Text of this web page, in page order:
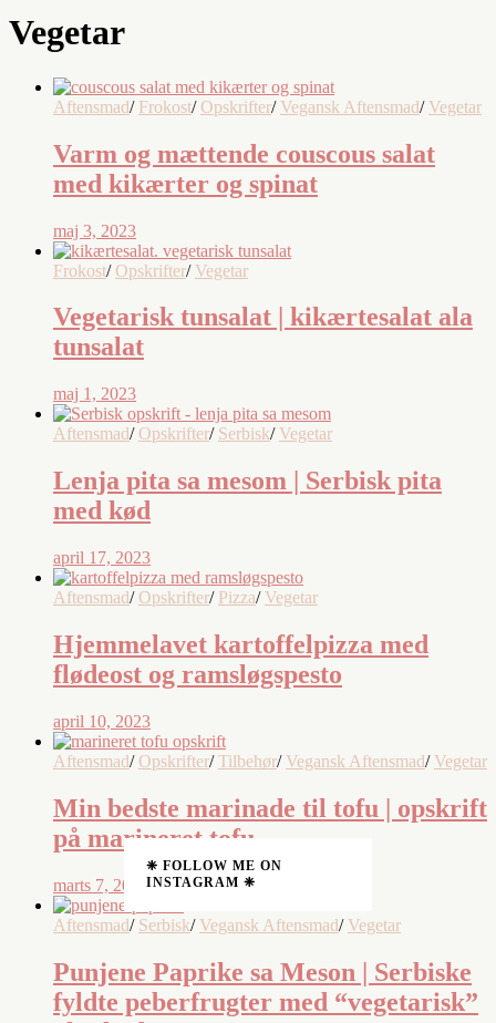
Vegetar
Aftensmad/ Frokost/ Opskrifter/ Vegansk Aftensmad/ Vegetar
Varm og mættende couscous salat
med kikærter og spinat
maj 3, 2023
Frokost/ Opskrifter/ Vegetar
Vegetarisk tunsalat | kikærtesalat ala
tunsalat
maj 1, 2023
Aftensmad/ Opskrifter/ Serbisk/ Vegetar
Lenja pita sa mesom | Serbisk pita
med kød
april 17, 2023
Aftensmad/ Opskrifter/ Pizza/ Vegetar
Hjemmelavet kartoffelpizza med
flødeost og ramsløgspesto
april 10, 2023
Aftensmad/ Opskrifter/ Tilbehør/ Vegansk Aftensmad/ Vegetar
Min bedste marinade til tofu | opskrift
på marineret tofu
marts 7, 2023
Aftensmad/ Serbisk/ Vegansk Aftensmad/ Vegetar
Punjene Paprike sa Meson | Serbiske
fyldte peberfrugter med “vegetarisk”
❈ FOLLOW ME ON
INSTAGRAM ❈